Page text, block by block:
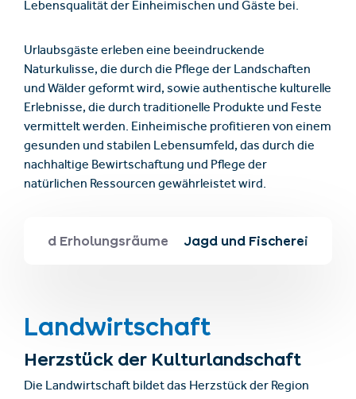
Lebensqualität der Einheimischen und Gäste bei.
Urlaubsgäste erleben eine beeindruckende
Naturkulisse, die durch die Pflege der Landschaften
und Wälder geformt wird, sowie authentische kulturelle
Erlebnisse, die durch traditionelle Produkte und Feste
vermittelt werden. Einheimische profitieren von einem
gesunden und stabilen Lebensumfeld, das durch die
nachhaltige Bewirtschaftung und Pflege der
natürlichen Ressourcen gewährleistet wird.
und Erholungsräume Jagd und Fischerei
Landwirtschaft
Herzstück der Kulturlandschaft
Die Landwirtschaft bildet das Herzstück der Region